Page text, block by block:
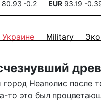
80.93 -0.2 EUR 93.19 -
Military
Неаполис после
то это был